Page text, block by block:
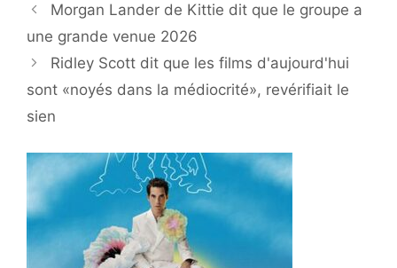
Morgan Lander de Kittie dit que le groupe a
une grande venue 2026
Ridley Scott dit que les films d'aujourd'hui
sont «noyés dans la médiocrité», revérifiait le
sien